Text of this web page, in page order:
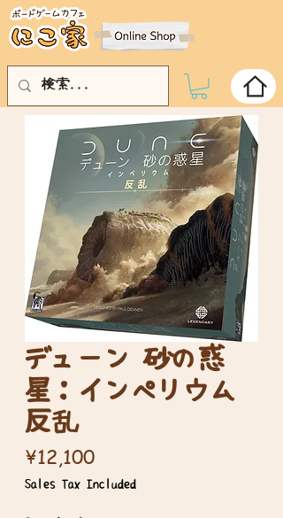
デューン 砂の惑
星：インペリウム
反乱
¥12,100Price
Sales Tax Included